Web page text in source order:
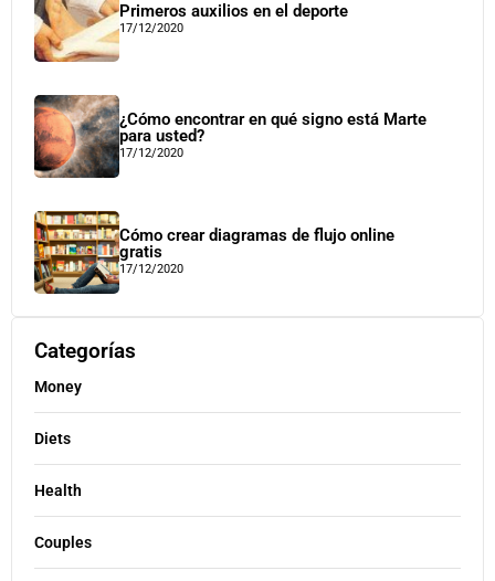
Primeros auxilios en el deporte
17/12/2020
¿Cómo encontrar en qué signo está Marte
para usted?
17/12/2020
Cómo crear diagramas de flujo online
gratis
17/12/2020
Categorías
Money
Diets
Health
Couples